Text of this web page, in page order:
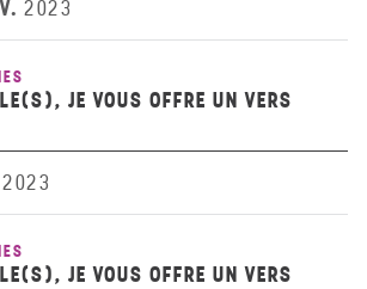
2023
JE VOUS OFFRE UN VERS
2023
JE VOUS OFFRE UN VERS